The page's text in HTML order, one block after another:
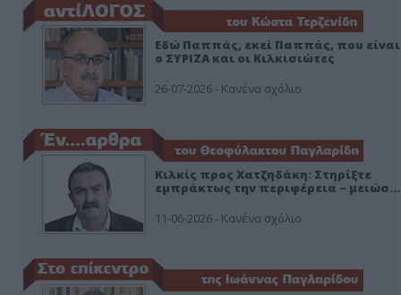
Εδώ Παππάς, εκεί Παππάς, που είναι
ο ΣΥΡΙΖΑ και οι Κιλκισιώτες
26-07-2026 - Κανένα σχόλιο
Κιλκίς προς Χατζηδάκη: Στηρίξτε
εμπράκτως την περιφέρεια – μειώσ…
11-06-2026 - Κανένα σχόλιο